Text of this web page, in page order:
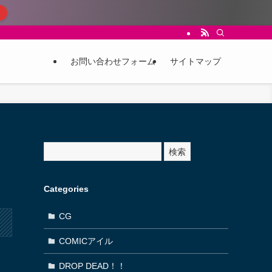
お問い合わせフォーム サイトマップ
イ
内
索
検索
Categories
CG
COMICアイル
DROP DEAD！！